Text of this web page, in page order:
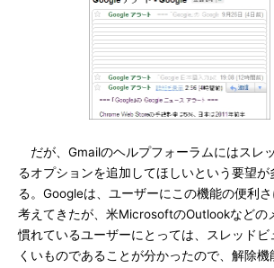
だが、Gmailのヘルプフォーラムにはスレ
るオプションを追加してほしいという要望
る。Googleは、ユーザーにこの機能の便利
考えてきたが、米MicrosoftのOutlookなどの
慣れているユーザーにとっては、スレッドビ
くいものであることが分かったので、解除